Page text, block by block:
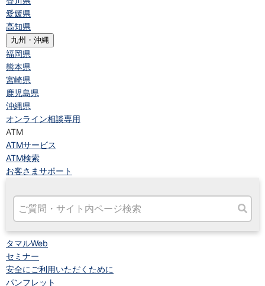
愛媛県
高知県
九州・沖縄
福岡県
熊本県
宮崎県
鹿児島県
沖縄県
オンライン相談専用
ATM
ATMサービス
ATM検索
お客さまサポート
タマルWeb
セミナー
安全にご利用いただくために
パンフレット